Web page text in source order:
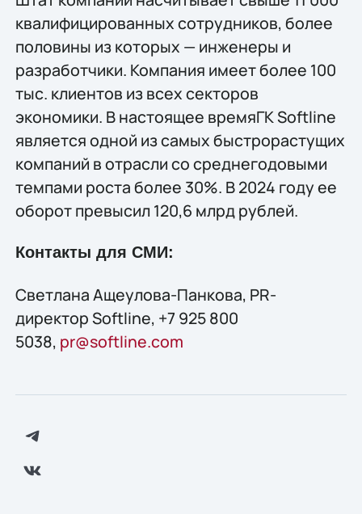
квалифицированных сотрудников, более
половины из которых — инженеры и
разработчики. Компания имеет более 100
тыс. клиентов из всех секторов
экономики. В настоящее времяГК Softline
является одной из самых быстрорастущих
компаний в отрасли со среднегодовыми
темпами роста более 30%. В 2024 году ее
оборот превысил 120,6 млрд рублей.
Контакты для СМИ:
Светлана Ащеулова-Панкова, PR-
директор Softline, +7 925 800
5038, pr@softline.com